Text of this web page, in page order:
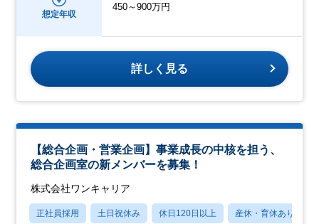
想定年収
450～900万円
詳しく見る
【総合企画・営業企画】事業成長の中核を担う、
総合企画室の新メンバーを募集！
株式会社ワンキャリア
正社員採用 土日祝休み 休日120日以上 産休・育休あり